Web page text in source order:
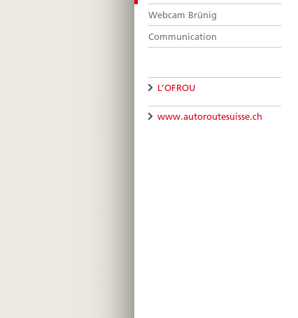
Webcam Brünig
Communication
L’OFROU
www.autoroutesuisse.ch